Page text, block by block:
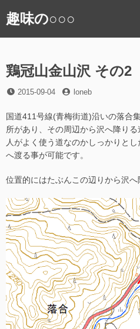
ン
へ
キ
プ
趣味の○○○
鶏冠山金山沢 その2
投
日
2015-09-04
投
者
loneb
国道411号線(青梅街道)沿いの落合
所があり、その周辺から沢へ降り
人がよく使う道なのかしっかりと
へ渡る事が可能です。
位置的にはたぶんこの辺りから沢へ